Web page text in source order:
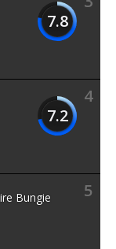
7.8
4
7.2
5
Bungie